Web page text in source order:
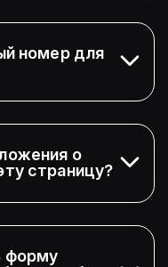
номер для
о
страницу?
форму